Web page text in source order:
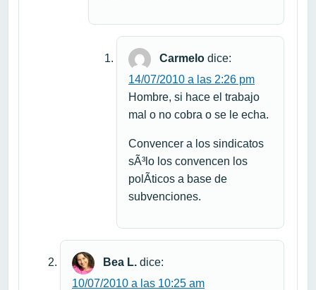
Carmelo dice:
14/07/2010 a las 2:26 pm
Hombre, si hace el trabajo
mal o no cobra o se le echa.
Convencer a los sindicatos
sÃ³lo los convencen los
polÃ­ticos a base de
subvenciones.
Bea L. dice:
10/07/2010 a las 10:25 am